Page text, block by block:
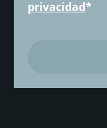
privacidad*